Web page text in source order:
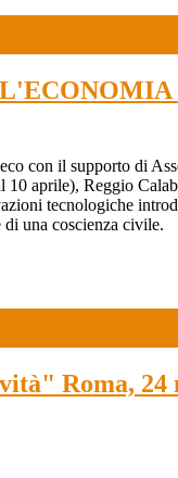
con il supporto di
aprile), Reggio
tecnologiche
una coscienza civile.
Roma, 24